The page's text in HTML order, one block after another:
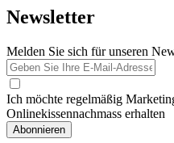
Newsletter
Melden Sie sich für unseren
Ich möchte regelmäßig
Onlinekissennachmass erhalten
Abonnieren